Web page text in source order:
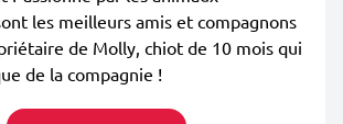
les meilleurs amis et compagnons
de Molly, chiot de 10 mois qui
de la compagnie !